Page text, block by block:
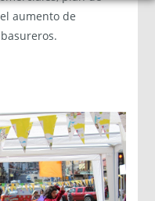
aumento de